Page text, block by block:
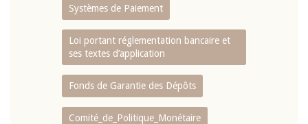
Systèmes de Paiement
Loi portant réglementation bancaire et
ses textes d’application
Fonds de Garantie des Dépôts
Comité_de_Politique_Monétaire